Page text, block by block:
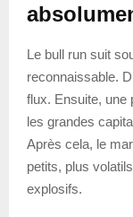
Le bull run suit
reconnaissable.
flux. Ensuite, une
les grandes
Après cela, le
petits, plus
explosifs.